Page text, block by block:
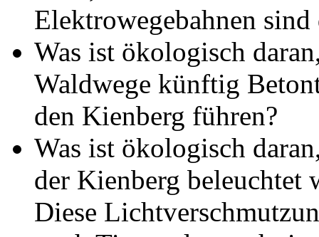
Elektrowegebahnen
Was ist ökologisch
Waldwege künftig
den Kienberg führen?
Was ist ökologisch
der Kienberg beleuchtet
Diese